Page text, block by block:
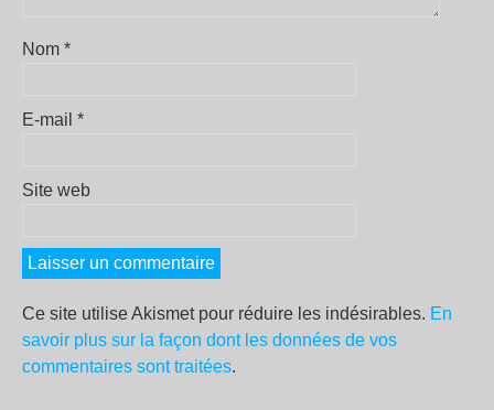
Nom *
E-mail *
Site web
Ce site utilise Akismet pour réduire les indésirables. En
savoir plus sur la façon dont les données de vos
commentaires sont traitées.